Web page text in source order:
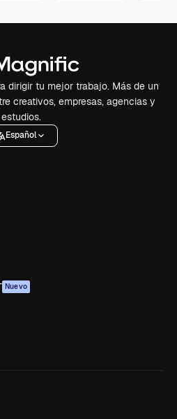
dirigir tu mejor trabajo. Más de un
creativos, empresas, agencias y
estudios.
Español
Nuevo